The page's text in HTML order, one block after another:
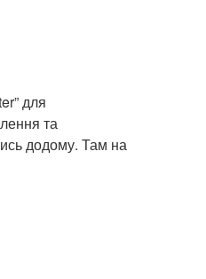
для
та
додому. Там на